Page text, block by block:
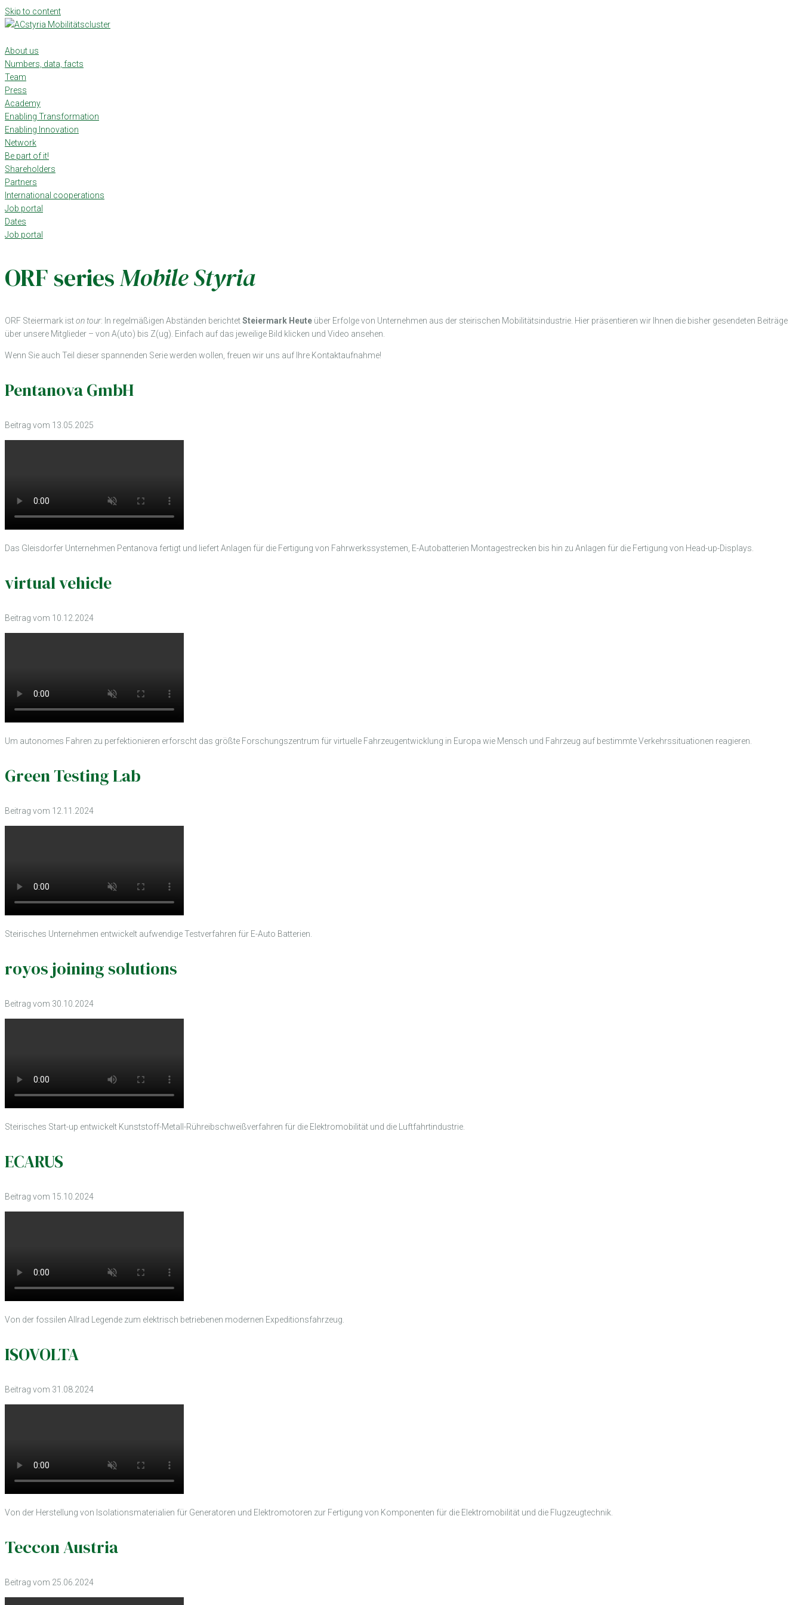
Skip to content
About us
Numbers, data, facts
Team
Press
Academy
Enabling Transformation
Enabling Innovation
Network
Be part of it!
Shareholders
Partners
International cooperations
Job portal
Dates
Job portal
ORF seriesMobile Styria
ORF Steiermark iston tour: In regelmäßigen Abständen berichtetSteiermark Heute über Erfolge von Unternehmen aus der steirischen Mobilitätsindustrie. Hier präsentieren wir Ihnen die bisher gesendeten Beiträge
über unsere Mitglieder – von A(uto) bis Z(ug). Einfach auf das jeweilige Bild klicken und Video ansehen.
Wenn Sie auch Teil dieser spannenden Serie werden wollen, freuen wir uns auf Ihre Kontaktaufnahme!
Pentanova GmbH
Beitrag vom 13.05.2025
Das Gleisdorfer Unternehmen Pentanova fertigt und liefert Anlagen für die Fertigung von Fahrwerkssystemen, E-Autobatterien Montagestrecken bis hin zu Anlagen für die Fertigung von Head-up-Displays.
virtual vehicle
Beitrag vom 10.12.2024
Um autonomes Fahren zu perfektionieren erforscht das größte Forschungszentrum für virtuelle Fahrzeugentwicklung in Europa wie Mensch und Fahrzeug auf bestimmte Verkehrssituationen reagieren.
Green Testing Lab
Beitrag vom 12.11.2024
Steirisches Unternehmen entwickelt aufwendige Testverfahren für E-Auto Batterien.
royos joining solutions
Beitrag vom 30.10.2024
Steirisches Start-up entwickelt Kunststoff-Metall-Rühreibschweißverfahren für die Elektromobilität und die Luftfahrtindustrie.
ECARUS
Beitrag vom 15.10.2024
Von der fossilen Allrad Legende zum elektrisch betriebenen modernen Expeditionsfahrzeug.
ISOVOLTA
Beitrag vom 31.08.2024
Von der Herstellung von Isolationsmaterialien für Generatoren und Elektromotoren zur Fertigung von Komponenten für die Elektromobilität und die Flugzeugtechnik.
Teccon Austria
Beitrag vom 25.06.2024